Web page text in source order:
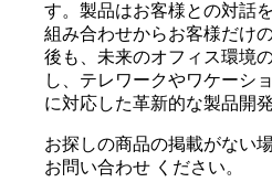
す。製品はお客様との対話
組み合わせからお客様だけ
後も、未来のオフィス環境
し、テレワークやワケーシ
に対応した革新的な製品開
お探しの商品の掲載がない
お問い合わせ ください。